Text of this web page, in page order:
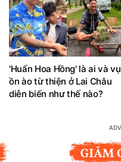
'Huấn Hoa Hồng' là ai và vụ
ồn ào từ thiện ở Lai Châu
diễn biến như thế nào?